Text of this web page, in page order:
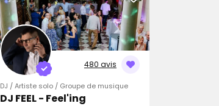
480 avis
DJ / Artiste solo / Groupe de musique
DJ FEEL - Feel'ing